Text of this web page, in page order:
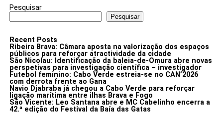
Pesquisar
Pesquisar
Recent Posts
Ribeira Brava: Câmara aposta na valorização dos espaços
públicos para reforçar atractividade da cidade
São Nicolau: Identificação da baleia-de-Omura abre novas
perspetivas para investigação científica – investigador
Futebol feminino: Cabo Verde estreia-se no CAN’2026
com derrota frente ao Gana
Navio Djabraba já chegou a Cabo Verde para reforçar
ligação marítima entre ilhas Brava e Fogo
São Vicente: Leo Santana abre e MC Cabelinho encerra a
42.ª edição do Festival da Baía das Gatas